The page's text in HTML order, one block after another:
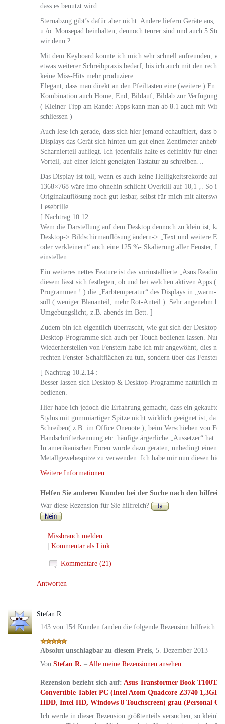
dass es benutzt wird…
Sternabzug gibt’s dafür aber nicht. Andere liefern Geräte aus,
u./o. Mousepad beinhalten, dennoch teurer sind und auch 5
wir denn ?
Mit dem Keyboard konnte ich mich sehr schnell anfreunden,
etwas weiterer Schreibpraxis bedarf, bis ich auch mit den recht
keine Miss-Hits mehr produziere.
Elegant, dass man direkt an den Pfeiltasten eine (weitere ) Fn -
Kombination auch Home, End, Bildauf, Bildab zur Verfügung
( Kleiner Tipp am Rande: Apps kann man ab 8.1 auch mit
schliessen )
Auch lese ich gerade, dass sich hier jemand echauffiert, dass
Displays das Gerät sich hinten um gut einen Zentimeter anhebt,
Scharnierteil aufliegt. Ich jedenfalls halte es definitiv für einen
Vorteil, auf einer leicht geneigten Tastatur zu schreiben…
Das Display ist toll, wenn es auch keine Helligkeitsrekorde
1368×768 wäre imo ohnehin schlicht Overkill auf 10,1 ‚. So ist
Originalauflösung noch gut lesbar, selbst für mich mit
Lesebrille.
[ Nachtrag 10.12.:
Wem die Darstellung auf dem Desktop dennoch zu klein ist,
Desktop-> Bildschirmauflösung ändern-> „Text und weitere
oder verkleinern“ auch eine 125 %- Skalierung aller Fenster,
einstellen.
Ein weiteres nettes Feature ist das vorinstallierte „Asus
diesem lässt sich festlegen, ob und bei welchen aktiven Apps (
Programmen ! ) die „Farbtemperatur“ des Displays in „warm-
soll ( weniger Blauanteil, mehr Rot-Anteil ). Sehr angenehm
Umgebungslicht, z.B. abends im Bett. ]
Zudem bin ich eigentlich überrascht, wie gut sich der Desktop
Desktop-Programme sich auch per Touch bedienen lassen. Nur
Wiederherstellen von Fenstern habe ich mir angewöhnt, dies
rechten Fenster-Schaltflächen zu tun, sondern über das
[ Nachtrag 10.2.14 :
Besser lassen sich Desktop & Desktop-Programme natürlich mit
bedienen.
Hier habe ich jedoch die Erfahrung gemacht, dass ein gekaufter
Stylus mit gummiartiger Spitze nicht wirklich geeignet ist, da
Schreiben( z.B. im Office Onenote ), beim Verschieben von
Handschrifterkennung etc. häufige ärgerliche „Aussetzer“ hat.
In amerikanischen Foren wurde dazu geraten, unbedingt einen
Metallgewebespitze zu verwenden. Ich habe mir nun diesen
Weitere Informationen
Helfen Sie anderen Kunden bei der Suche nach den
War diese Rezension für Sie hilfreich?
Missbrauch melden
Kommentar als Link
Kommentare (21)
Antworten
Stefan R.
143 von 154 Kunden fanden die folgende Rezension hilfreich
Absolut unschlagbar zu diesem Preis, 5. Dezember 2013
Von Stefan R. – Alle meine Rezensionen ansehen
Rezension bezieht sich auf: Asus Transformer Book T100TA
Convertible Tablet PC (Intel Atom Quadcore Z3740
HDD, Intel HD, Windows 8 Touchscreen) grau (Personal
Ich werde in dieser Rezension größtenteils versuchen, so